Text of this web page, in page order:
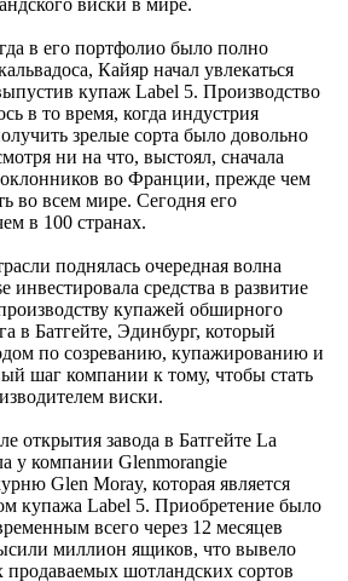
в его портфолио было полно
Кайяр начал увлекаться
купаж Label 5. Производство
в то время, когда индустрия
зрелые сорта было довольно
ни на что, выстоял, сначала
во Франции, прежде чем
во всем мире. Сегодня его
в 100 странах.
поднялась очередная волна
инвестировала средства в развитие
купажей обширного
в Батгейте, Эдинбург, который
по созреванию, купажированию и
шаг компании к тому, чтобы стать
виски.
открытия завода в Батгейте La
у компании Glenmorangie
Glen Moray, которая является
купажа Label 5. Приобретение было
всего через 12 месяцев
миллион ящиков, что вывело
продаваемых шотландских сортов